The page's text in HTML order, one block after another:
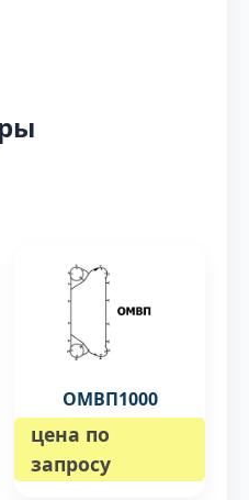
ОМВП1000
цена по
запросу